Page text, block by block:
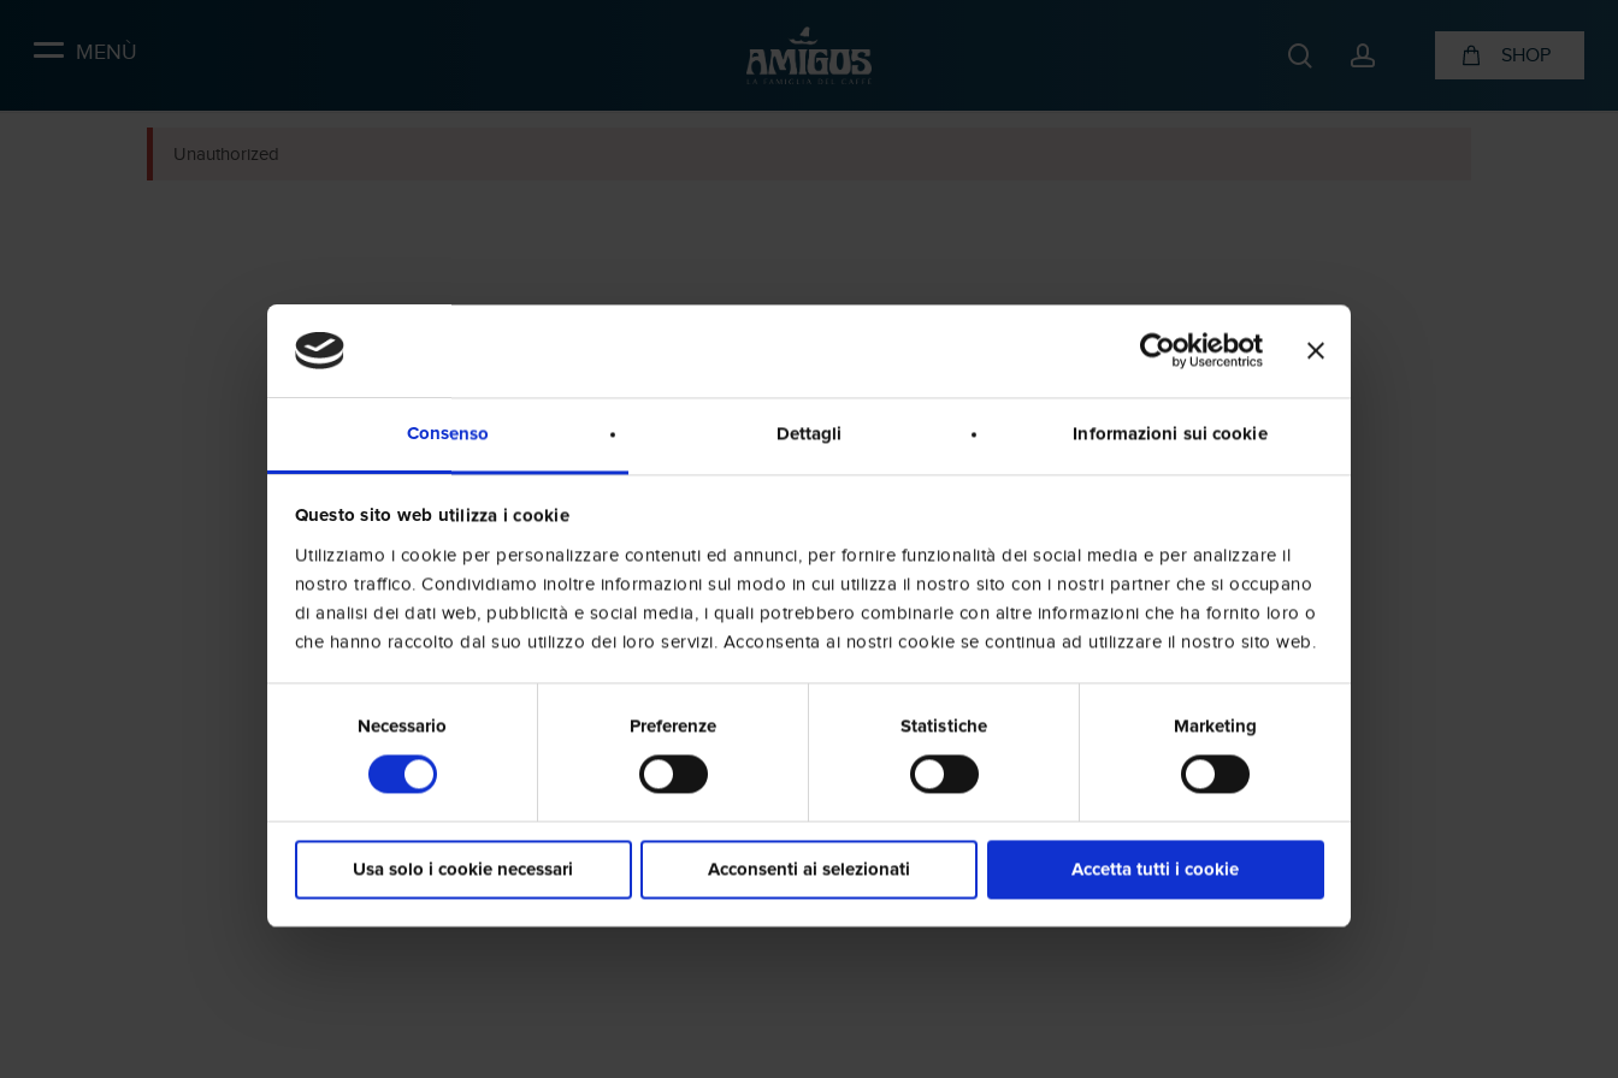
Consenso Dettagli Informazioni sui cookie
Questo sito web utilizza i cookie
Utilizziamo i cookie per personalizzare contenuti ed annunci, per fornire funzionalità dei social media e per analizzare il
nostro traffico. Condividiamo inoltre informazioni sul modo in cui utilizza il nostro sito con i nostri partner che si occupano
di analisi dei dati web, pubblicità e social media, i quali potrebbero combinarle con altre informazioni che ha fornito loro o
che hanno raccolto dal suo utilizzo dei loro servizi. Acconsenta ai nostri cookie se continua ad utilizzare il nostro sito web.
Necessario Preferenze Statistiche Marketing
Usa solo i cookie necessari Acconsenti ai selezionati Accetta tutti i cookie
content
MENÙ searchaccount SHOP
Unauthorized